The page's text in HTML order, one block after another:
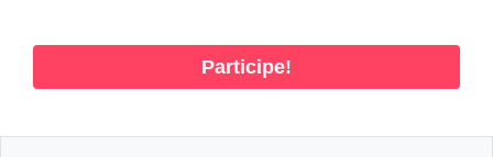
Participe!